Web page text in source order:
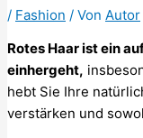
/ Fashion / Von Autor
Rotes Haar ist ein
einhergeht,
hebt Sie Ihre
verstärken und